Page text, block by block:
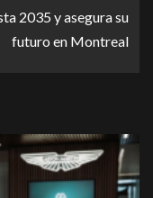
2035 y asegura su
futuro en Montreal